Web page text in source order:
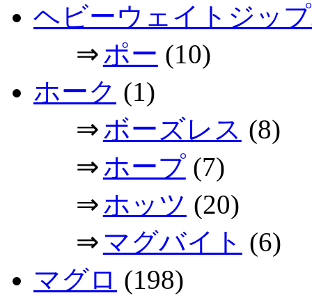
ヘビーウェイトジッ
⇒ポー (10)
ホーク (1)
⇒ボーズレス (8)
⇒ホープ(7)
⇒ホッツ (20)
⇒ マグバイト (6)
マグロ (198)